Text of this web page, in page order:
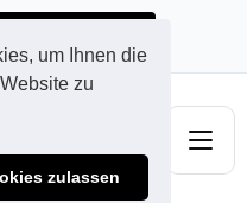
um Ihnen die
zu
zulassen